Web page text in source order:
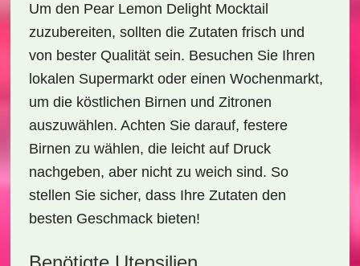
Um den Pear Lemon Delight Mocktail
zuzubereiten, sollten die Zutaten frisch und
von bester Qualität sein. Besuchen Sie Ihren
lokalen Supermarkt oder einen Wochenmarkt,
um die köstlichen Birnen und Zitronen
auszuwählen. Achten Sie darauf, festere
Birnen zu wählen, die leicht auf Druck
nachgeben, aber nicht zu weich sind. So
stellen Sie sicher, dass Ihre Zutaten den
besten Geschmack bieten!